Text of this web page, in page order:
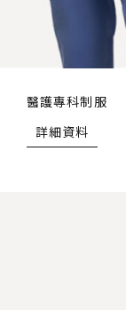
醫護專科制服
詳細資料